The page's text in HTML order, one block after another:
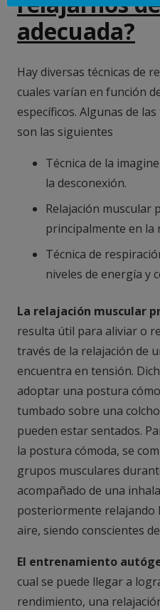
adecuada?
Hay diversas técnicas de
cuales varían en función
específicos. Algunas de
son las siguientes
Técnica de la
la desconexión.
Relajación muscular
principalmente en la
Técnica de
niveles de energía y
La relajación muscular
resulta útil para aliviar o
través de la relajación de
encuentra en tensión.
adoptar una postura
tumbado sobre una
pueden estar sentados.
la postura cómoda, se
grupos musculares
acompañado de una
posteriormente relajando
aire, siendo conscientes
El entrenamiento
cual se puede llegar a
rendimiento, una